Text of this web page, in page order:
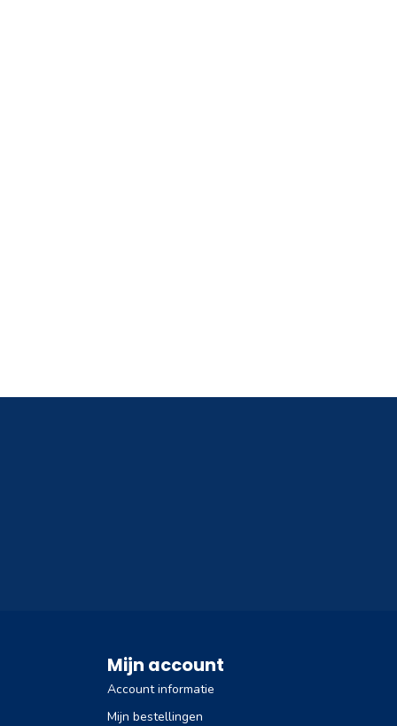
Mijn account
Account informatie
Mijn bestellingen